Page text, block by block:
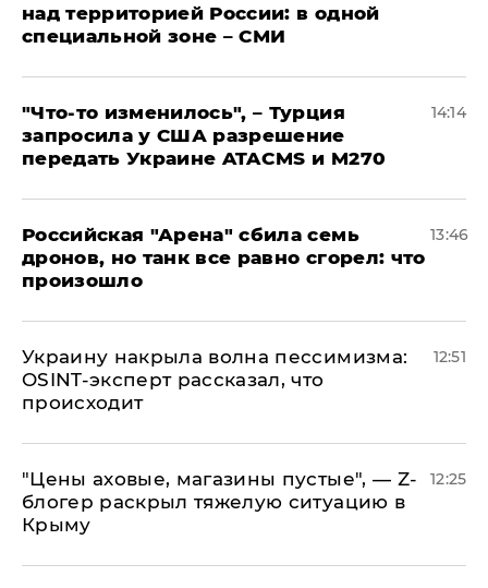
над территорией России: в одной
специальной зоне – СМИ
​"Что-то изменилось", – Турция
запросила у США разрешение
передать Украине ATACMS и M270
14:14
​Российская "Арена" сбила семь
дронов, но танк все равно сгорел: что
произошло
13:46
​Украину накрыла волна пессимизма:
OSINT-эксперт рассказал, что
происходит
12:51
​"Цены аховые, магазины пустые", — Z-
блогер раскрыл тяжелую ситуацию в
Крыму
12:25